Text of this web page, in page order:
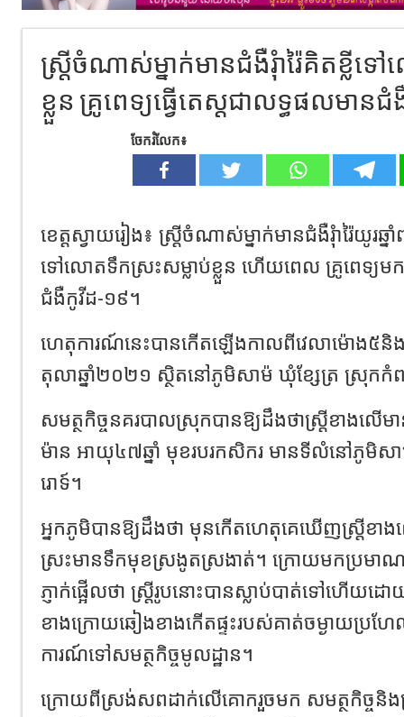
ស្ត្រីចំណាស់ម្នាក់មានជំងឺរុំារ៉ៃគិតខ្លីទ
ខ្លួន គ្រូពេទ្យធ្វើតេស្តជាលទ្ធផលមាន
ចែករំលែក៖
ខេត្តស្វាយរៀង៖ ស្ត្រីចំណាស់ម្នាក់មានជំងឺរុំារ៉ៃយូរឆ្
ទៅលោតទឹកស្រះសម្លាប់ខ្លួន ហើយពេល គ្រូពេទ្យមក
ជំងឺកូវីដ-១៩។
ហេតុការណ៍នេះបានកើតឡើងកាលពីវេលាម៉ោង៥និង
តុលាឆ្នាំ២០២១ ស្ថិតនៅភូមិសាម៉ ឃុំខ្សែត្រ ស្រុកកំ
សមត្ថកិច្ចនគរបាលស្រុកបានឱ្យដឹងថាស្ត្រីខាងល
ម៉ាន អាយុ៤៧ឆ្នាំ មុខរបរកសិករ មានទីលំនៅភូមិស
រោទ៍។
អ្នកភូមិបានឱ្យដឹងថា មុនកើតហេតុគេឃើញស្ត្រីខាងល
ស្រះមានទឹកមុខស្រងូតស្រងាត់។ ក្រោយមកប្រមាណក
ភ្ញាក់ផ្អើលថា ស្ត្រីរូបនោះបានស្លាប់បាត់ទៅហើ
ខាងក្រោយឆៀងខាងកើតផ្ទះរបស់គាត់ចម្ងាយប្រហ
ការណ៍ទៅសមត្ថកិច្ចមូលដ្ឋាន។
ក្រោយពីស្រង់សពដាក់លើគោករួចមក សមត្ថកិច្ចនិង